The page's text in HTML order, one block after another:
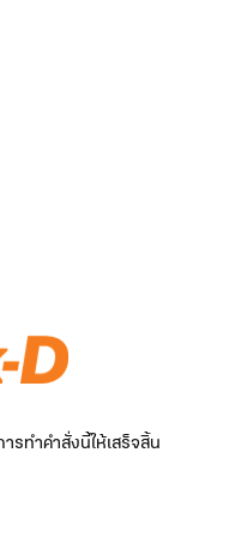
ทำคำสั่งนี้ให้เสร็จสิ้น